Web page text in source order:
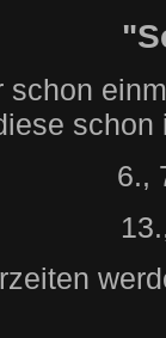
schon
schon
6.,